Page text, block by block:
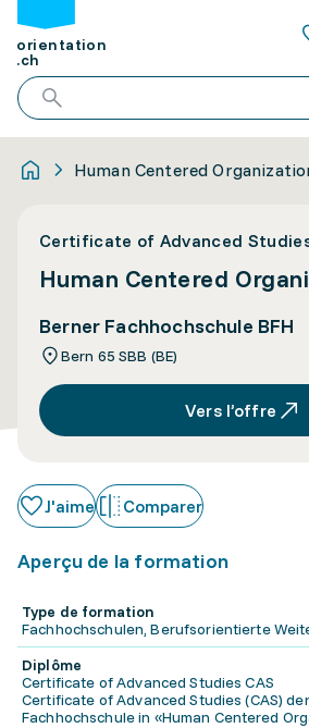
orientation
.ch
Human Centered
Certificate of Advanced
Human Centered
Berner Fachhochschule BFH
Bern 65 SBB (BE)
Vers l’offre
J'aime Comparer
Aperçu de la formation
Type de formation
Fachhochschulen, Berufsorientierte
Diplôme
Certificate of Advanced Studies CAS
Certificate of Advanced Studies (CAS)
Fachhochschule in «Human Centered